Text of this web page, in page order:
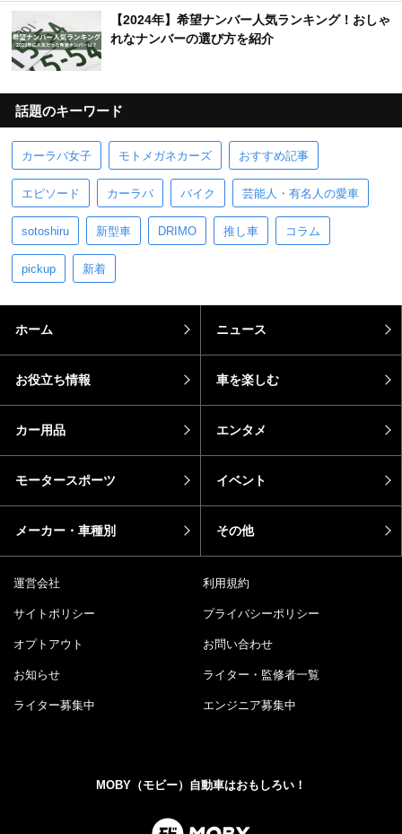
【2024年】希望ナンバー人気ランキング！おしゃ
れなナンバーの選び方を紹介
話題のキーワード
カーラバ女子 モトメガネカーズ おすすめ記事
エピソード カーラバ バイク 芸能人・有名人の愛車
sotoshiru 新型車 DRIMO 推し車 コラム
pickup 新着
ホーム ニュース
お役立ち情報 車を楽しむ
カー用品 エンタメ
モータースポーツ イベント
メーカー・車種別 その他
運営会社 利用規約
サイトポリシー プライバシーポリシー
オプトアウト お問い合わせ
お知らせ ライター・監修者一覧
ライター募集中 エンジニア募集中
MOBY（モビー）自動車はおもしろい！